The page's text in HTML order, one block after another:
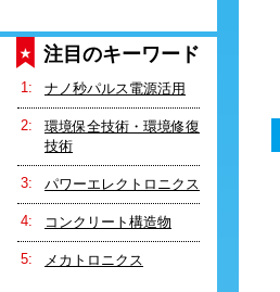
注目のキーワード
ナノ秒パルス電源活用
環境保全技術・環境修復
技術
パワーエレクトロニクス
コンクリート構造物
メカトロニクス